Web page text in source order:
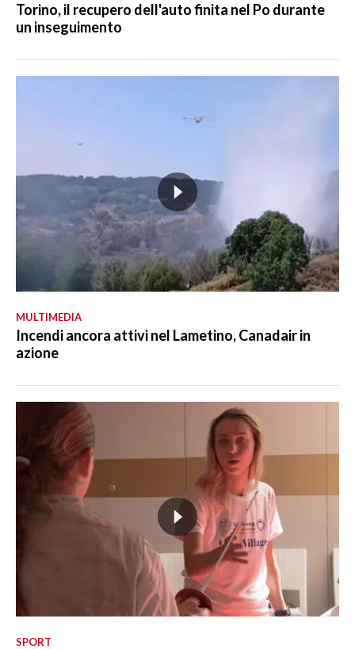
Torino, il recupero dell'auto finita nel Po durante
un inseguimento
MULTIMEDIA
Incendi ancora attivi nel Lametino, Canadair in
azione
SPORT